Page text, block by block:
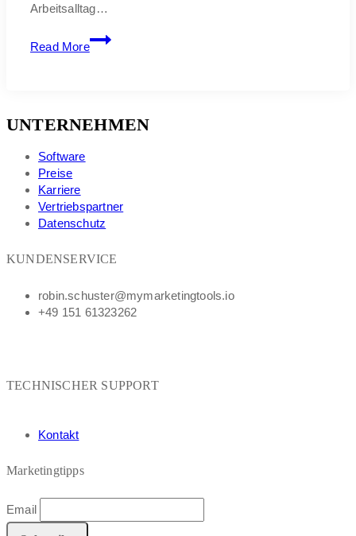
Arbeitsalltag…
Read More
Junior
Vertriebler
UNTERNEHMEN
Software
Preise
Karriere
Vertriebspartner
Datenschutz
KUNDENSERVICE
robin.schuster@mymarketingtools.io
+49 151 61323262
TECHNISCHER SUPPORT
Kontakt
Marketingtipps
Email